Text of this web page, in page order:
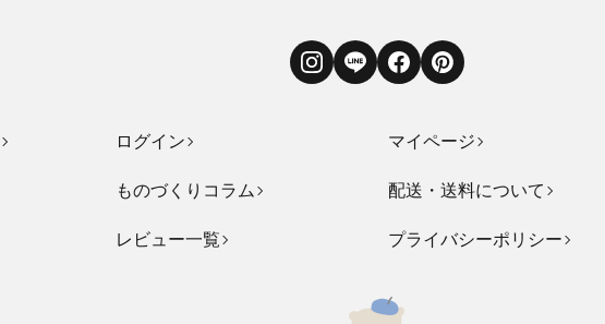
Instagram
LINE FacebookPinterest
ログイン マイページ
ものづくりコラム 配送・送料について
レビュー一覧 プライバシーポリシー